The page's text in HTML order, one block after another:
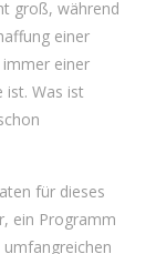
groß, während
einer
einer
ist. Was ist
für dieses
ein Programm